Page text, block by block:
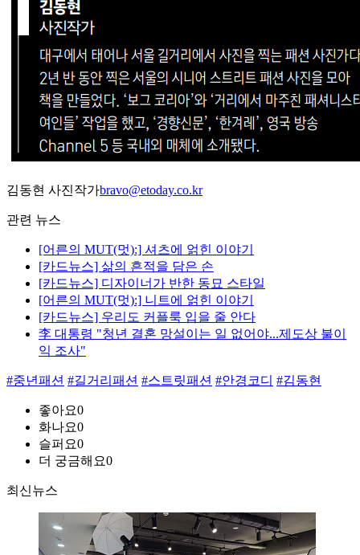
김동현 사진작가bravo@etoday.co.kr
관련 뉴스
[어른의 MUT(멋):] 셔츠에 얽힌 이야기
[카드뉴스] 삶의 흔적을 담은 손
[카드뉴스] 디자이너가 반한 동묘 스타일
[어른의 MUT(멋):] 니트에 얽힌 이야기
[카드뉴스] 우리도 커플룩 입을 줄 안다
李 대통령 "청년 결혼 망설이는 일 없어야...제도상 불이
익 조사"
#중년패션 #길거리패션 #스트릿패션 #안경코디 #김동현
좋아요0
화나요0
슬퍼요0
더 궁금해요0
최신뉴스